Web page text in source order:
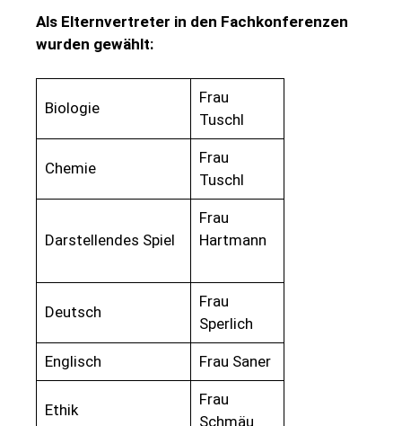
Als Elternvertreter in den Fachkonferenzen
wurden gewählt:
Biologie
Frau
Tuschl
Chemie
Frau
Tuschl
Darstellendes Spiel
Frau
Hartmann
Deutsch
Frau
Sperlich
Englisch Frau Saner
Ethik
Frau
Schmäu